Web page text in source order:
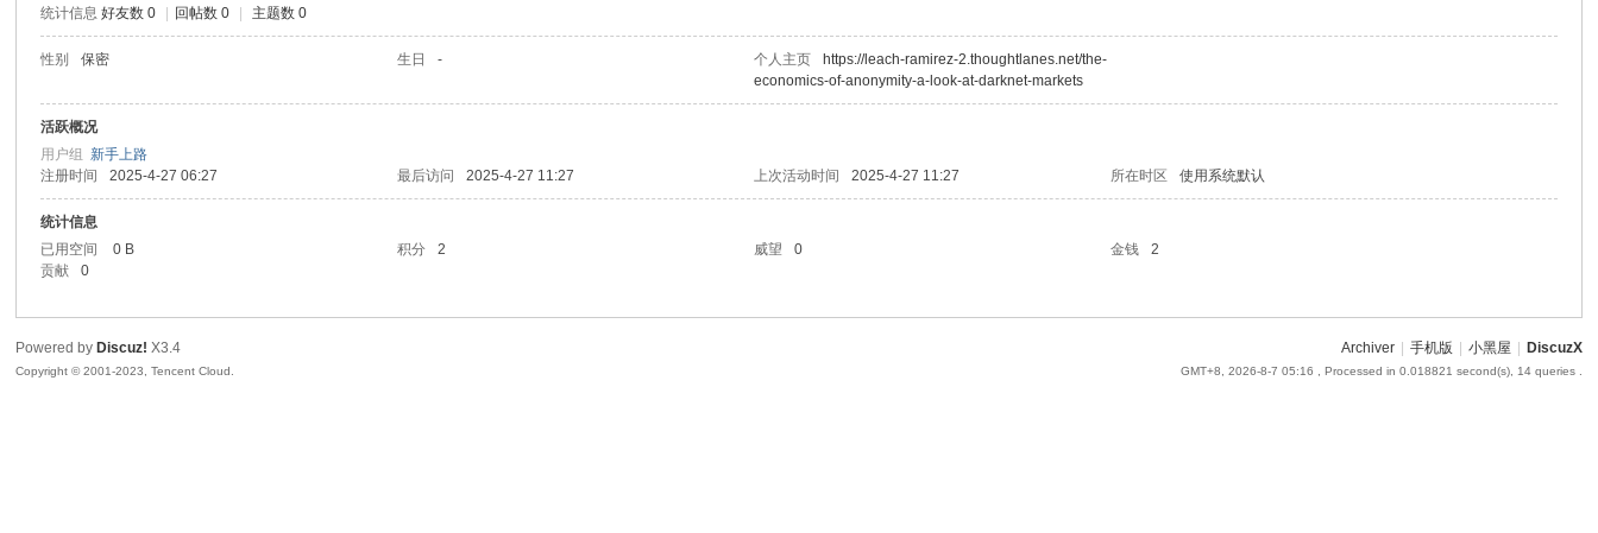
统计信息 好友数 0 回帖数 0 主题数 0
性别 保密 生日 - 个人主页
https://leach-ramirez-2.thoughtlanes.net/the-
economics-of-anonymity-a-look-at-darknet-markets
活跃概况
用户组新手上路
注册时间
2025-4-27 06:27 最后访问 2025-4-27 11:27 上次活动时间 2025-4-27 11:27 所在时区 使用系统默认
统计信息
已用空间
0 B 积分 2 威望 0 金钱
2
贡献
0
Archiver 手机版 小黑屋 DiscuzX
GMT+8, 2026-8-7 05:16 , Processed in 0.018821 second(s), 14 queries .
Powered by Discuz! X3.4
Copyright © 2001-2023, Tencent Cloud.